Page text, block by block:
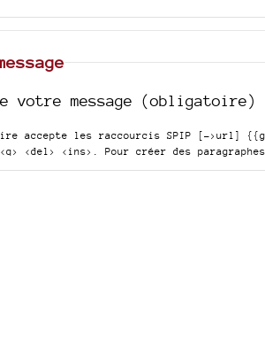
votre message (obligatoire)
accepte les raccourcis SPIP [->url]
<q> <del> <ins> . Pour créer des